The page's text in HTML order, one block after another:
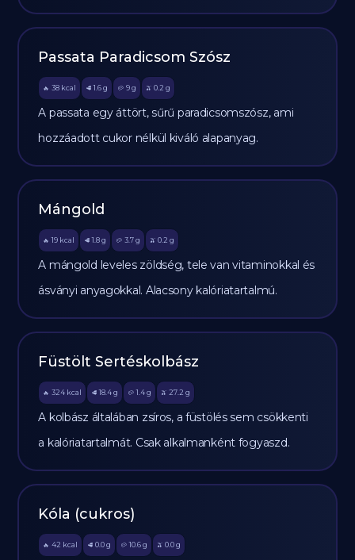
Passata Paradicsom Szósz
🔥 38 kcal 🥩 1.6 g 🥔 9g 🫒 0.2 g
A passata egy áttört, sűrű paradicsomszósz, ami
hozzáadott cukor nélkül kiváló alapanyag.
Mángold
🔥 19 kcal 🥩 1.8 g 🥔 3.7g 🫒 0.2 g
A mángold leveles zöldség, tele van vitaminokkal és
ásványi anyagokkal. Alacsony kalóriatartalmú.
Füstölt Sertéskolbász
🔥 324 kcal 🥩 18.4 g 🥔 1.4g 🫒 27.2 g
A kolbász általában zsíros, a füstölés sem csökkenti
a kalóriatartalmát. Csak alkalmanként fogyaszd.
Kóla (cukros)
🔥 42 kcal 🥩 0.0 g 🥔 10.6g 🫒 0.0 g